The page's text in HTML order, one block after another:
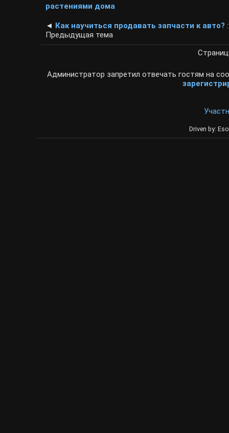
растениями дома
◄ Как научиться продавать запчасти к авто? :
Предыдущая тема
Администратор запретил отвечать гостям на
Driven by: